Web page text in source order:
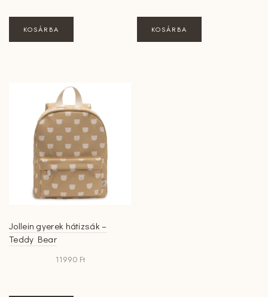
KOSÁRBA KOSÁRBA
Jollein gyerek hátizsák –
Teddy Bear
11990 Ft